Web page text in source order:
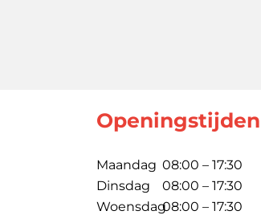
Openingstijden
Maandag
Dinsdag
Woensdag
08:00 – 17:30
08:00 – 17:30
08:00 – 17:30